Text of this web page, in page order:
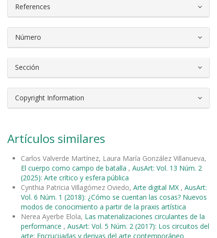
References
Número
Sección
Copyright Information
Artículos similares
Carlos Valverde Martínez, Laura María González Villanueva,
El cuerpo como campo de batalla , AusArt: Vol. 13 Núm. 2
(2025): Arte crítico y esfera pública
Cynthia Patricia Villagómez Oviedo, Arte digital MX , AusArt:
Vol. 6 Núm. 1 (2018): ¿Cómo se cuentan las cosas? Nuevos
modos de conocimiento a partir de la praxis artística
Nerea Ayerbe Elola, Las materializaciones circulantes de la
performance , AusArt: Vol. 5 Núm. 2 (2017): Los circuitos del
arte: Encrucijadas y derivas del arte contemporáneo